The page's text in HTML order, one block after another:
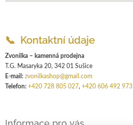
📞 Kontaktní údaje
Zvonilka – kamenná prodejna
T.G. Masaryka 20, 342 01 Sušice
E-mail: zvonilkashop@gmail.com
Telefon: +420 728 805 027, +420 606 492 973